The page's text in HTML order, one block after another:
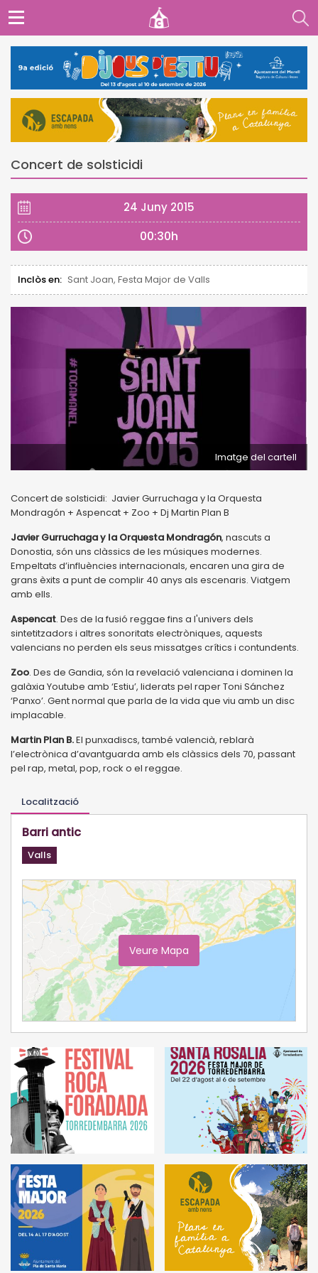
Concert de solsticidi
24 Juny 2015
00:30h
Inclòs en: Sant Joan, Festa Major de Valls
Imatge del cartell
Concert de solsticidi: Javier Gurruchaga y la Orquesta
Mondragón + Aspencat + Zoo + Dj Martin Plan B
Javier Gurruchaga y la Orquesta Mondragón, nascuts a
Donostia, són uns clàssics de les músiques modernes.
Empeltats d’influències internacionals, encaren una gira de
grans èxits a punt de complir 40 anys als escenaris. Viatgem
amb ells.
Aspencat. Des de la fusió reggae fins a l'univers dels
sintetitzadors i altres sonoritats electròniques, aquests
valencians no perden els seus missatges crítics i contundents.
Zoo. Des de Gandia, són la revelació valenciana i dominen la
galàxia Youtube amb ‘Estiu’, liderats pel raper Toni Sánchez
‘Panxo’. Gent normal que parla de la vida que viu amb un disc
implacable.
Martin Plan B.El punxadiscs, també valencià, reblarà
l’electrònica d’avantguarda amb els clàssics dels 70, passant
pel rap, metal, pop, rock o el reggae.
Localització
Barri antic
Valls
Veure Mapa